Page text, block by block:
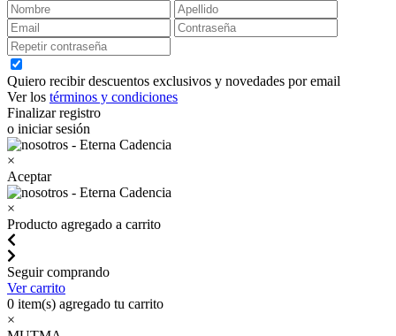
Quiero recibir descuentos exclusivos y novedades por email
Ver los términos y condiciones
Finalizar registro
o iniciar sesión
×
Aceptar
×
Producto agregado a carrito
Seguir comprando
Ver carrito
0 item(s) agregado tu carrito
×